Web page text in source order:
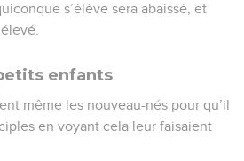
s’élève sera abaissé, et
enfants
même les nouveau-nés pour qu’il
en voyant cela leur faisaient